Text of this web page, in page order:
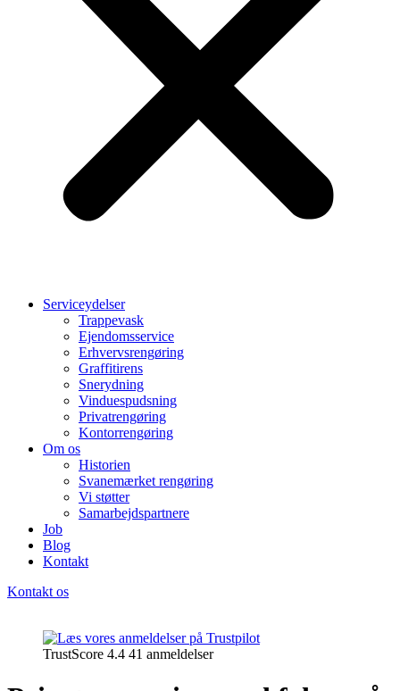
Serviceydelser
Trappevask
Ejendomsservice
Erhvervsrengøring
Graffitirens
Snerydning
Vinduespudsning
Privatrengøring
Kontorrengøring
Om os
Historien
Svanemærket rengøring
Vi støtter
Samarbejdspartnere
Job
Blog
Kontakt
Kontakt os
TrustScore 4.4 41 anmeldelser